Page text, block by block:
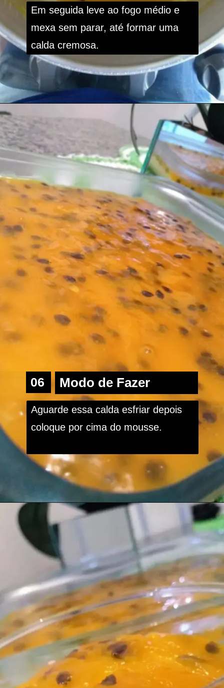
Em seguida leve ao fogo médio e
mexa sem parar, até formar uma
calda cremosa.
Modo de Fazer
06
Aguarde essa calda esfriar depois
coloque por cima do mousse.